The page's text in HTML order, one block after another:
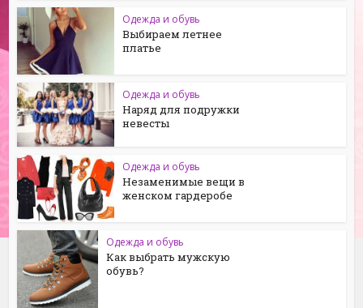
Одежда и обувь
Выбираем летнее
платье
Одежда и обувь
Наряд для подружки
невесты
Одежда и обувь
Незаменимые вещи в
женском гардеробе
Одежда и обувь
Как выбрать мужскую
обувь?